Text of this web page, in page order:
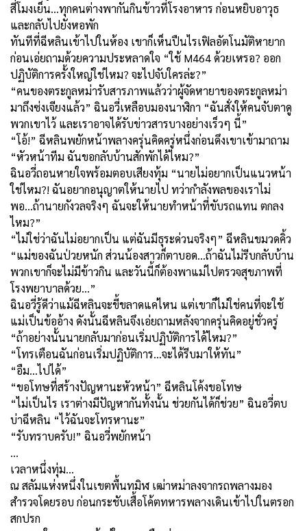
สี่โมงเย็น...ทุกคนต่างพากันกินข้าวที่โรงอาหาร ก่อนหยิบอาวุธ
และกลับไปยังหอพัก
ทันทีที่ฉีหลินเข้าไปในห้อง เขาก็เห็นปืนไรเฟิลอัตโนมัติหายาก
ก่อนเอ่ยถามด้วยความประหลาดใจ “ใช้ M464 ด้วยเหรอ? ออก
ปฏิบัติการครั้งใหญ่ใช่ไหม? จะไปจับใครล่ะ?”
“คนของตระกูลหม่ารับสารภาพแล้วว่าผู้จัดหายาของตระกูลหม่า
มาถึงซ่งเจียงแล้ว” ฉินอวี่เหลือบมองนาฬิกา “ฉันสั่งให้คนจับตาดู
พวกเขาไว้ และเราอาจได้รับข่าวสารบางอย่างเร็วๆ นี้”
“โอ้!” ฉีหลินพยักหน้าพลางครุ่นคิดครู่หนึ่งก่อนดึงเขาเข้ามาถาม
“หัวหน้าทีม ฉันขอกลับบ้านสักพักได้ไหม?”
ฉินอวี่ถอนหายใจพร้อมตอบเสียงทุ้ม “นายไม่อยากเป็นแนวหน้า
ใช่ไหม?! ฉันอยากอนุญาตให้นายไป ทว่ากำลังพลของเราไม่
พอ...ถ้านายกังวลจริงๆ ฉันจะให้นายทำหน้าที่ขับรถแทน ตกลง
ไหม?”
“ไม่ใช่ว่าฉันไม่อยากเป็น แต่ฉันมีธุระด่วนจริงๆ” ฉีหลินขมวดคิ้ว
“แม่ของฉันป่วยหนัก ส่วนน้องสาวก็ตาบอด...ถ้าฉันไม่รีบกลับบ้าน
พวกเขาก็จะไม่มีข้าวกิน และวันนี้ก็ต้องพาแม่ไปตรวจสุขภาพที่
โรงพยาบาลด้วย…”
ฉินอวี่รู้ดีว่าแม้ฉีหลินจะขี้ขลาดแค่ไหน แต่เขาก็ไม่ใช่คนที่จะใช้
แม่เป็นข้ออ้าง ดังนั้นฉีหลินจึงเอ่ยถามหลังจากครุ่นคิดอยู่ชั่วครู่
“ถ้าอย่างนั้นนายกลับมาก่อนเริ่มปฏิบัติการได้ไหม?”
“โทรเตือนฉันก่อนเริ่มปฏิบัติการ...จะได้รีบมาให้ทัน”
“อืม...ไปได้”
“ขอโทษที่สร้างปัญหานะหัวหน้า” ฉีหลินโค้งขอโทษ
“ไม่เป็นไร เราต่างมีปัญหากันทั้งนั้น ช่วยกันได้ก็ช่วย” ฉินอวี่ตบ
บ่าฉีหลิน “ไว้ฉันจะโทรหานะ”
“รับทราบครับ!” ฉินอวี่พยักหน้า
…
เวลาหนึ่งทุ่ม...
ณ สลัมแห่งหนึ่งในเขตพื้นทมิฬ เฒ่าหม่าลงจากรถพลางมอง
สำรวจโดยรอบ ก่อนกระชับเสื้อโค้ตทหารพลางเดินเข้าไปในตรอก
สกปรก